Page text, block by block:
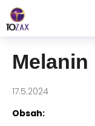
Přejít
obsah
Melanin
17.5.2024
Obsah:
o
C
p
o